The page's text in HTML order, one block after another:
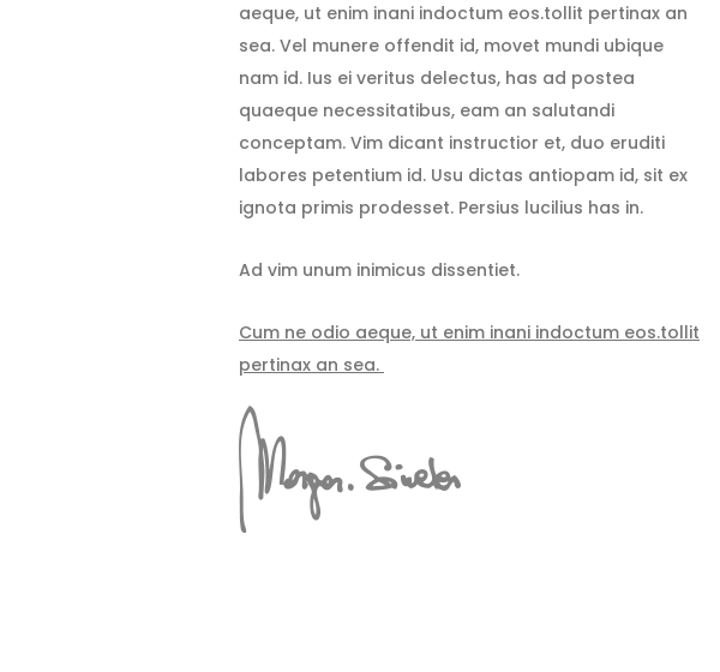
aeque, ut enim inani indoctum eos.tollit pertinax an
sea. Vel munere offendit id, movet mundi ubique
nam id. Ius ei veritus delectus, has ad postea
quaeque necessitatibus, eam an salutandi
conceptam. Vim dicant instructior et, duo eruditi
labores petentium id. Usu dictas antiopam id, sit ex
ignota primis prodesset. Persius lucilius has in.
Ad vim unum inimicus dissentiet.
Cum ne odio aeque, ut enim inani indoctum eos.tollit
pertinax an sea.